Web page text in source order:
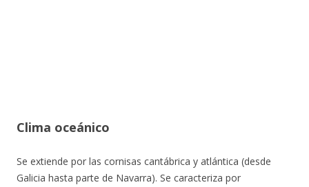
Clima oceánico
Se extiende por las cornisas cantábrica y atlántica (desde
Galicia hasta parte de Navarra). Se caracteriza por